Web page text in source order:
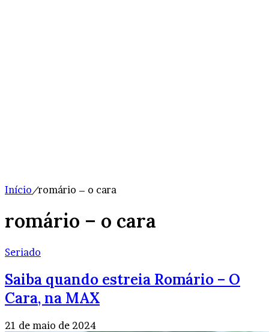
Início/romário – o cara
romário – o cara
Seriado
Saiba quando estreia Romário – O
Cara, na MAX
21 de maio de 2024